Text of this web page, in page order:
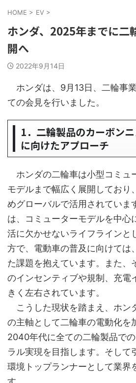
HOME > EV >
ホンダ、2025年までに二
開へ
2022年9月14日
ホンダは、9月13日、二輪事
ての会見を行いました。
1．二輪製品のカーボン
に向けたアプローチ
ホンダの二輪車は小型コミュ
モデルまで幅広く展開しており
めグローバルで活用されていま
は、コミューターモデルを中心
活に欠かせないライフラインと
方で、電動車の普及に向けては
た課題を抱えています。また、
のインセンティブや規制、充電
きく左右されています。
こうした現状を踏まえ、ホン
の主軸として二輪車の電動化を
2040年代に全ての二輪製品で
ラル実現を目指します。そして
環境トップランナーとして業界